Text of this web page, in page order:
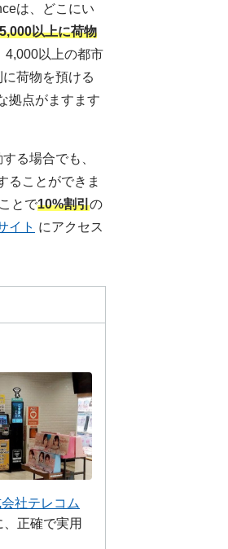
は、どこにい
以上に荷物
4,000以上の都市
荷物を預ける
拠点がますます
る場合でも、
ることができま
とで10%割引の
イト にアクセス
社テレコム
正確で実用